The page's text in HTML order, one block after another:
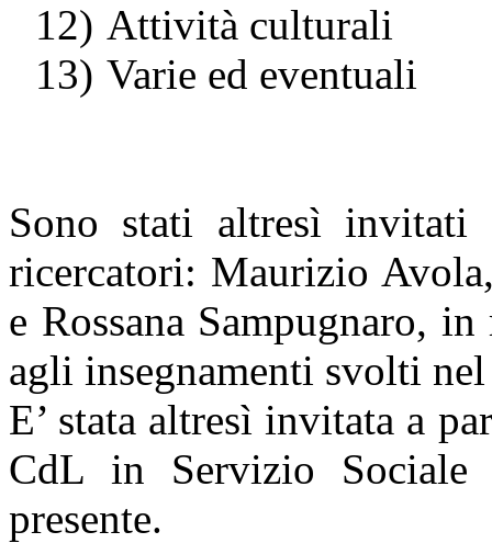
12) Attività culturali
13) Varie ed eventuali
Sono stati altresì invitati
ricercatori: Maurizio
e Rossana Sampugnaro,
agli insegnamenti svolti
E’ stata altresì invitata a
CdL in Servizio Sociale
presente.